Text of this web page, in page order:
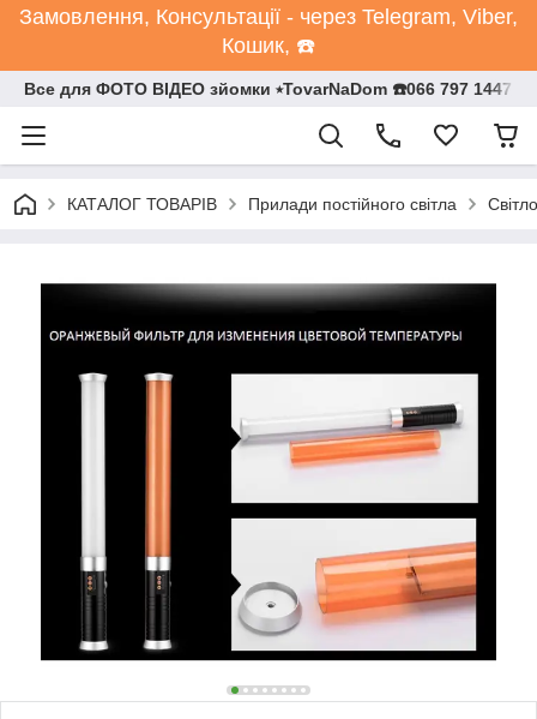
Замовлення, Консультації - через Telegram, Viber,
Кошик, ☎️
Все для ФОТО ВІДЕО зйомки ⭒TovarNaDom ☎️066 797 1447
КАТАЛОГ ТОВАРІВ Прилади постійного світла